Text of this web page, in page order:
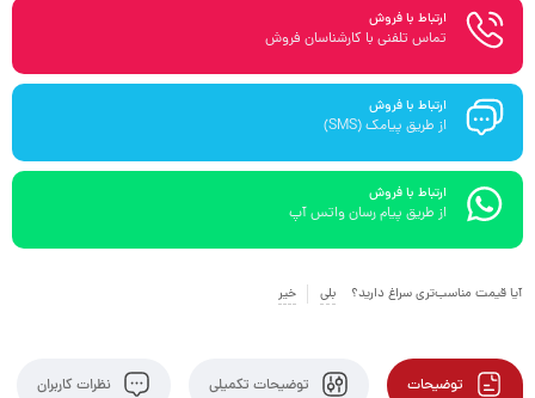
ارتباط با فروش
تماس تلفنی با کارشناسان فروش
ارتباط با فروش
از طریق پیامک (SMS)
ارتباط با فروش
از طریق پیام رسان واتس آپ
آیا قیمت مناسب‌تری سراغ دارید؟ بلی خیر
توضیحات توضیحات تکمیلی نظرات کاربران